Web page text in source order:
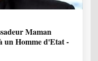
Maman
un Homme d'Etat -